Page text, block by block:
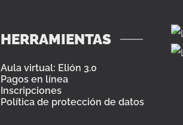
HERRAMIENTAS
Aula virtual: Elión 3.0
Pagos en línea
Inscripciones
Política de protección de datos